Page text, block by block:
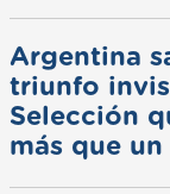
Argentina
triunfo
Selección
más que